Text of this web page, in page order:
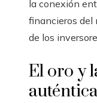
la conexión
financieros del
de los
El oro y